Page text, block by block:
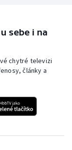
sebe i na
chytré televizi
články a